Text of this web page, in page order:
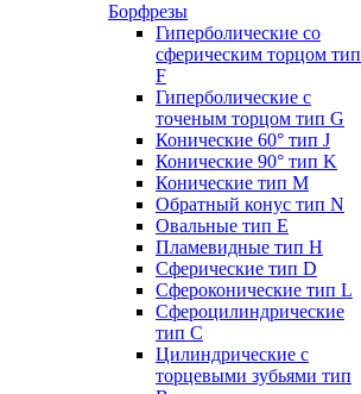
Борфрезы
Гиперболические cо
сферическим торцом тип
F
Гиперболические с
точеным торцом тип G
Конические 60° тип J
Конические 90° тип K
Конические тип M
Обратный конус тип N
Овальные тип E
Пламевидные тип H
Сферические тип D
Сфероконические тип L
Сфероцилиндрические
тип C
Цилиндрические с
торцевыми зубьями тип